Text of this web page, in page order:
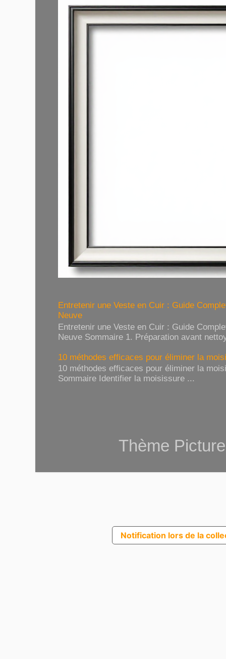
Entretenir une Veste en Cuir : Guide
Neuve
Entretenir une Veste en Cuir : Guide
Neuve Sommaire 1. Préparation avant
10 méthodes efficaces pour éliminer la
10 méthodes efficaces pour éliminer la
Sommaire Identifier la moisissure ...
Thème
Notification lors de la